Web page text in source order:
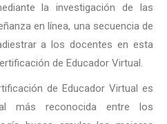
la investigación de las
en línea, una secuencia de
a los docentes en esta
de Educador Virtual.
de Educador Virtual es
más reconocida entre los